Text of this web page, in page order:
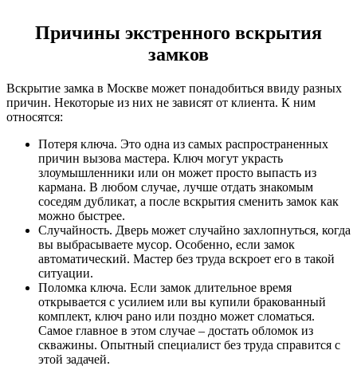
Причины экстренного вскрытия
замков
Вскрытие замка в Москве может понадобиться ввиду разных
причин. Некоторые из них не зависят от клиента. К ним
относятся:
Потеря ключа. Это одна из самых распространенных
причин вызова мастера. Ключ могут украсть
злоумышленники или он может просто выпасть из
кармана. В любом случае, лучше отдать знакомым
соседям дубликат, а после вскрытия сменить замок как
можно быстрее.
Случайность. Дверь может случайно захлопнуться, когда
вы выбрасываете мусор. Особенно, если замок
автоматический. Мастер без труда вскроет его в такой
ситуации.
Поломка ключа. Если замок длительное время
открывается с усилием или вы купили бракованный
комплект, ключ рано или поздно может сломаться.
Самое главное в этом случае – достать обломок из
скважины. Опытный специалист без труда справится с
этой задачей.